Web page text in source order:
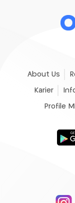
About Us
Karier
Profile